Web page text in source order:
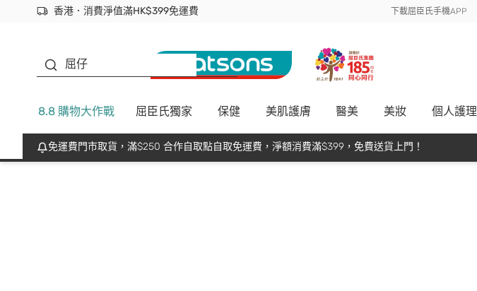
香港．消費淨值滿HK$399免運費
立即成為易賞錢會員盡享獨家優惠
首次APP下單買滿$450 輸入 NEWAPP 即減$50 下載屈臣氏手機APP
屈仔
8.8 購物大作戰 屈臣氏獨家 保健 美肌護膚 醫美 美妝 個人護理
免運費門市取貨，滿$250 合作自取點自取免運費，淨額消費滿$399，免費送貨上門！